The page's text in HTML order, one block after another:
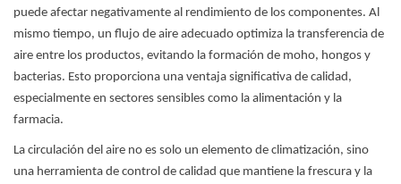
puede afectar negativamente al rendimiento de los componentes. Al
mismo tiempo, un flujo de aire adecuado optimiza la transferencia de
aire entre los productos, evitando la formación de moho, hongos y
bacterias. Esto proporciona una ventaja significativa de calidad,
especialmente en sectores sensibles como la alimentación y la
farmacia.
La circulación del aire no es solo un elemento de climatización, sino
una herramienta de control de calidad que mantiene la frescura y la